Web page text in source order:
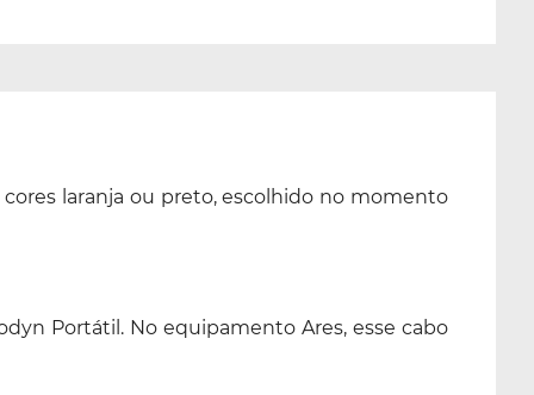
laranja ou preto, escolhido no momento
Portátil. No equipamento Ares, esse cabo